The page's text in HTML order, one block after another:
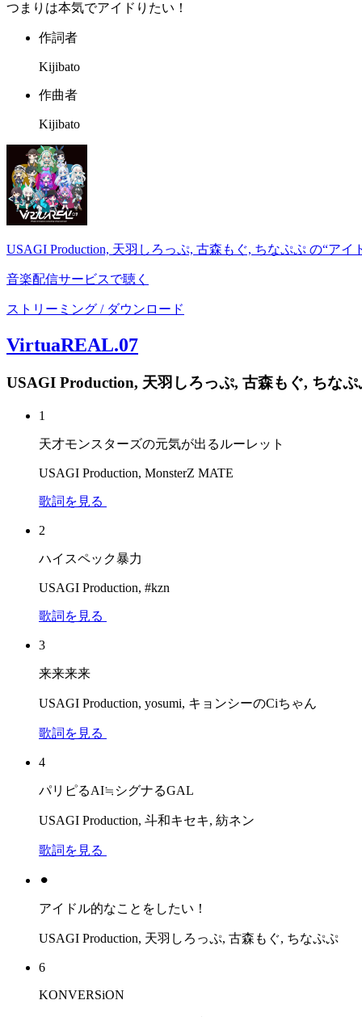
つまりは本気でアイドりたい！
作詞者
Kijibato
作曲者
Kijibato
USAGI Production, 天羽しろっぷ, 古森もぐ, ちなぷぷ の“アイ
音楽配信サービスで聴く
ストリーミング / ダウンロード
VirtuaREAL.07
USAGI Production, 天羽しろっぷ, 古森もぐ, ちなぷ
1
天才モンスターズの元気が出るルーレット
USAGI Production, MonsterZ MATE
歌詞を見る
2
ハイスペック暴力
USAGI Production, #kzn
歌詞を見る
3
来来来来
USAGI Production, yosumi, キョンシーのCiちゃん
歌詞を見る
4
パリピるAI≒シグナるGAL
USAGI Production, 斗和キセキ, 紡ネン
歌詞を見る
⚫︎
アイドル的なことをしたい！
USAGI Production, 天羽しろっぷ, 古森もぐ, ちなぷぷ
6
KONVERSiON